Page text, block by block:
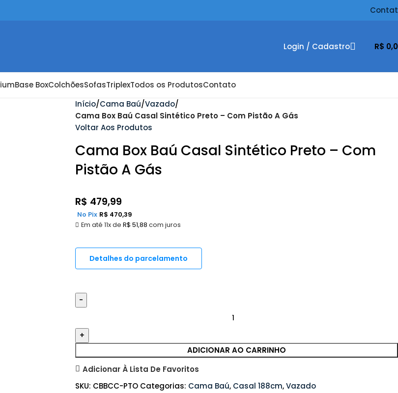
Login / Cadastro R$
Base BoxColchõesSofasTriplexTodos os ProdutosContato
Início Cama Baú Vazado
Cama Box Baú Casal Sintético Preto – Com Pistão A Gás
Voltar Aos Produtos
Cama Box Baú Casal Sintético Preto – Com
Pistão A Gás
R$ 479,99
Em até 11x de R$ 51,88 com juros
No Pix R$ 470,39
Detalhes do parcelamento
ADICIONAR AO CARRINHO
Adicionar À Lista De Favoritos
SKU: CBBCC-PTO Categorias: Cama Baú, Casal 188cm,Vazado